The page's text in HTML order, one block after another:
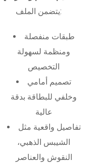
يتضمن الملف:
طبقات منفصلة
ومنظمة لسهولة
التخصيص
تصميم أمامي
وخلفي للبطاقة بدقة
عالية
تفاصيل واقعية مثل
الشيبس الذهبي،
النقوش والعناصر